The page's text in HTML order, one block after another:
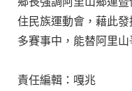
住民族運動會，藉此
多賽事中，能替阿里山
責任編輯：嘎兆